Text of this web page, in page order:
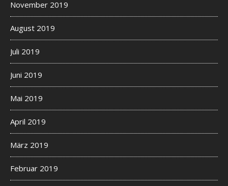
November 2019
August 2019
Juli 2019
Juni 2019
Mai 2019
April 2019
März 2019
Februar 2019